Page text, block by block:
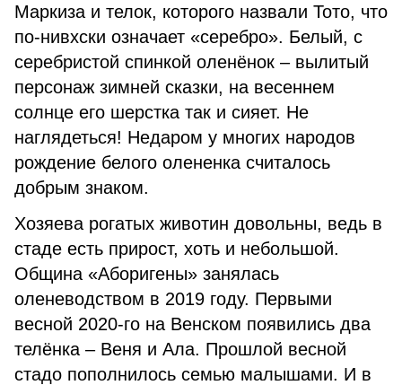
Маркиза и телок, которого назвали Тото, что
по-нивхски означает «серебро». Белый, с
серебристой спинкой оленёнок – вылитый
персонаж зимней сказки, на весеннем
солнце его шерстка так и сияет. Не
наглядеться! Недаром у многих народов
рождение белого олененка считалось
добрым знаком.
Хозяева рогатых животин довольны, ведь в
стаде есть прирост, хоть и небольшой.
Община «Аборигены» занялась
оленеводством в 2019 году. Первыми
весной 2020-го на Венском появились два
телёнка – Веня и Ала. Прошлой весной
стадо пополнилось семью малышами. И в